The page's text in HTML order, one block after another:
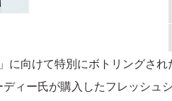
向けて特別にボトリングされ
ィー氏が購入したフレッシ